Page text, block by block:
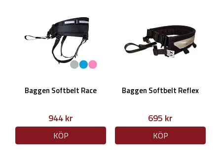
Baggen Softbelt Race
944 kr
KÖP
Baggen Softbelt Reflex
695 kr
KÖP